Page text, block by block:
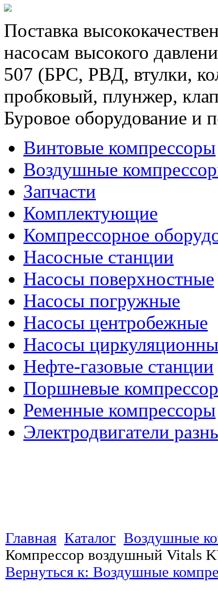
Поставка
насосам высокого
507 (БРС, РВД, втулки,
пробковый, плунжер,
Буровое оборудование и
Винтовые компрессоры
Воздушные
Запчасти
Комплектующие
Компрессорное
Насосные станции
Насосы поверхностные
Насосы погружные
Насосы центробежные
Насосы
Нефте-газовые станции
Поршневые
Ременные компрессоры
Электродвигатели
Главная Каталог Воздушные
Компрессор воздушный Vitals
Вернуться к: Воздушные